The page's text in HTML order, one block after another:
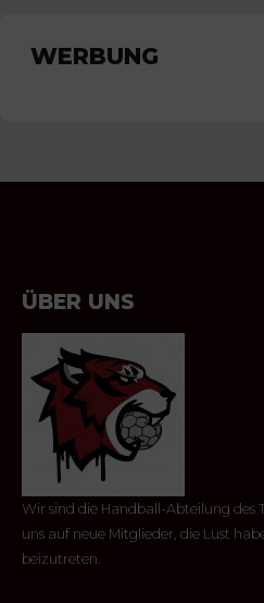
WERBUNG
ÜBER UNS
Wir sind die Handball-Abteilung des
uns auf neue Mitglieder, die Lust
beizutreten.